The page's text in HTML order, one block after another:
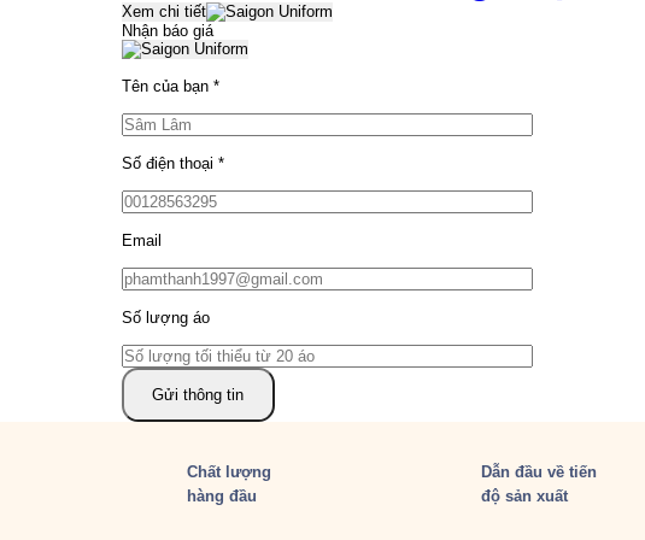
Xem chi tiết
Nhận báo giá
Tên của bạn *
Số điện thoại *
Email
Số lượng áo
Chất lượng
hàng đầu
Dẫn đầu về tiến
độ sản xuất